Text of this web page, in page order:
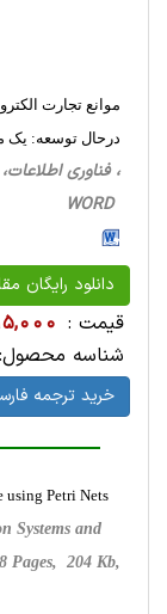
موانع تجارت
درحال توسعه: یک
WORD
دانلود رایگان
قیمت :
شناسه محصول:
خرید ترجمه
using Petri Nets
Systems and
Pages, 204 Kb,